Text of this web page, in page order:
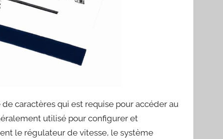
caractères qui est requise pour accéder au
utilisé pour configurer et
le régulateur de vitesse, le système